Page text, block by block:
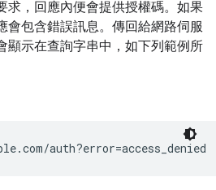
求，回應內便會提供授權碼。如果
會包含錯誤訊息。傳回給網路伺服
顯示在查詢字串中，如下列範例所
auth?error=access_denied